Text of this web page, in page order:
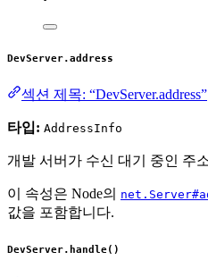
DevServer.address
섹션 제목: “DevServer.address”
타입: AddressInfo
개발 서버가 수신 대기 중인 주
이 속성은 Node의
값을 포함합니다.
DevServer.handle()